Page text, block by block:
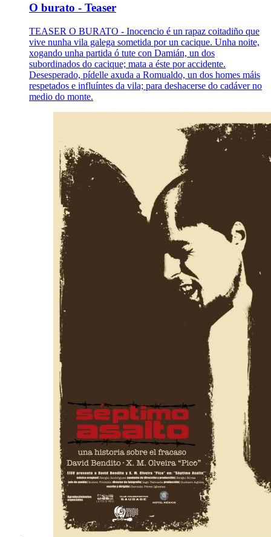
O burato - Teaser
TEASER O BURATO - Inocencio é un rapaz coitadiño que
vive nunha vila galega sometida por un cacique. Unha noite,
xogando unha partida ó tute con Damián, un dos
subordinados do cacique; mata a éste por accidente.
Desesperado, pídelle axuda a Romualdo, un dos homes máis
respetados e influíntes da vila; para deshacerse do cadáver no
medio do monte.